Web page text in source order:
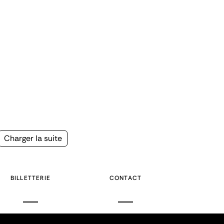
Page
Charger la suite
BILLETTERIE CONTACT